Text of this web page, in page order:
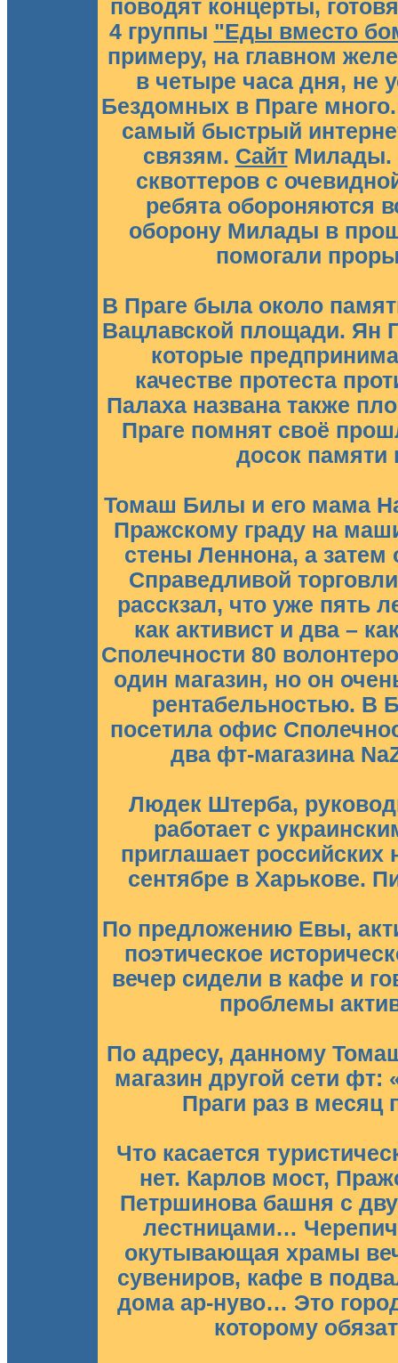
поводят концерты,
4 группы "Еды вместо
примеру, на главном
в четыре часа дня, не
Бездомных в Праге
самый быстрый
связям. СайтМилады.
сквоттеров с
ребята обороняются
оборону Милады в
помогали
В Праге была около
Вацлавской площади. Ян
которые
качестве протеста
Палаха названа также
Праге помнят своё
досок памяти
Томаш Билы и его мама
Пражскому граду на
стены Леннона, а затем
Справедливой
расскзал, что уже пять
как активист и два –
Сполечности 80
один магазин, но он
рентабельностью. В
посетила офис
два фт-магазина
Людек Штерба,
работает с
приглашает российских
сентябре в Харькове.
По предложению Евы,
поэтическое
вечер сидели в кафе и
проблемы
По адресу, данному
магазин другой сети
Праги раз в месяц
Что касается
нет. Карлов мост,
Петршинова башня с
лестницами…
окутывающая храмы
сувениров, кафе в
дома ар-нуво… Это
которому